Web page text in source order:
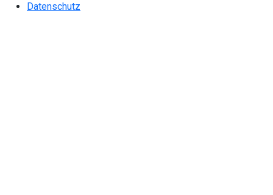
Datenschutz